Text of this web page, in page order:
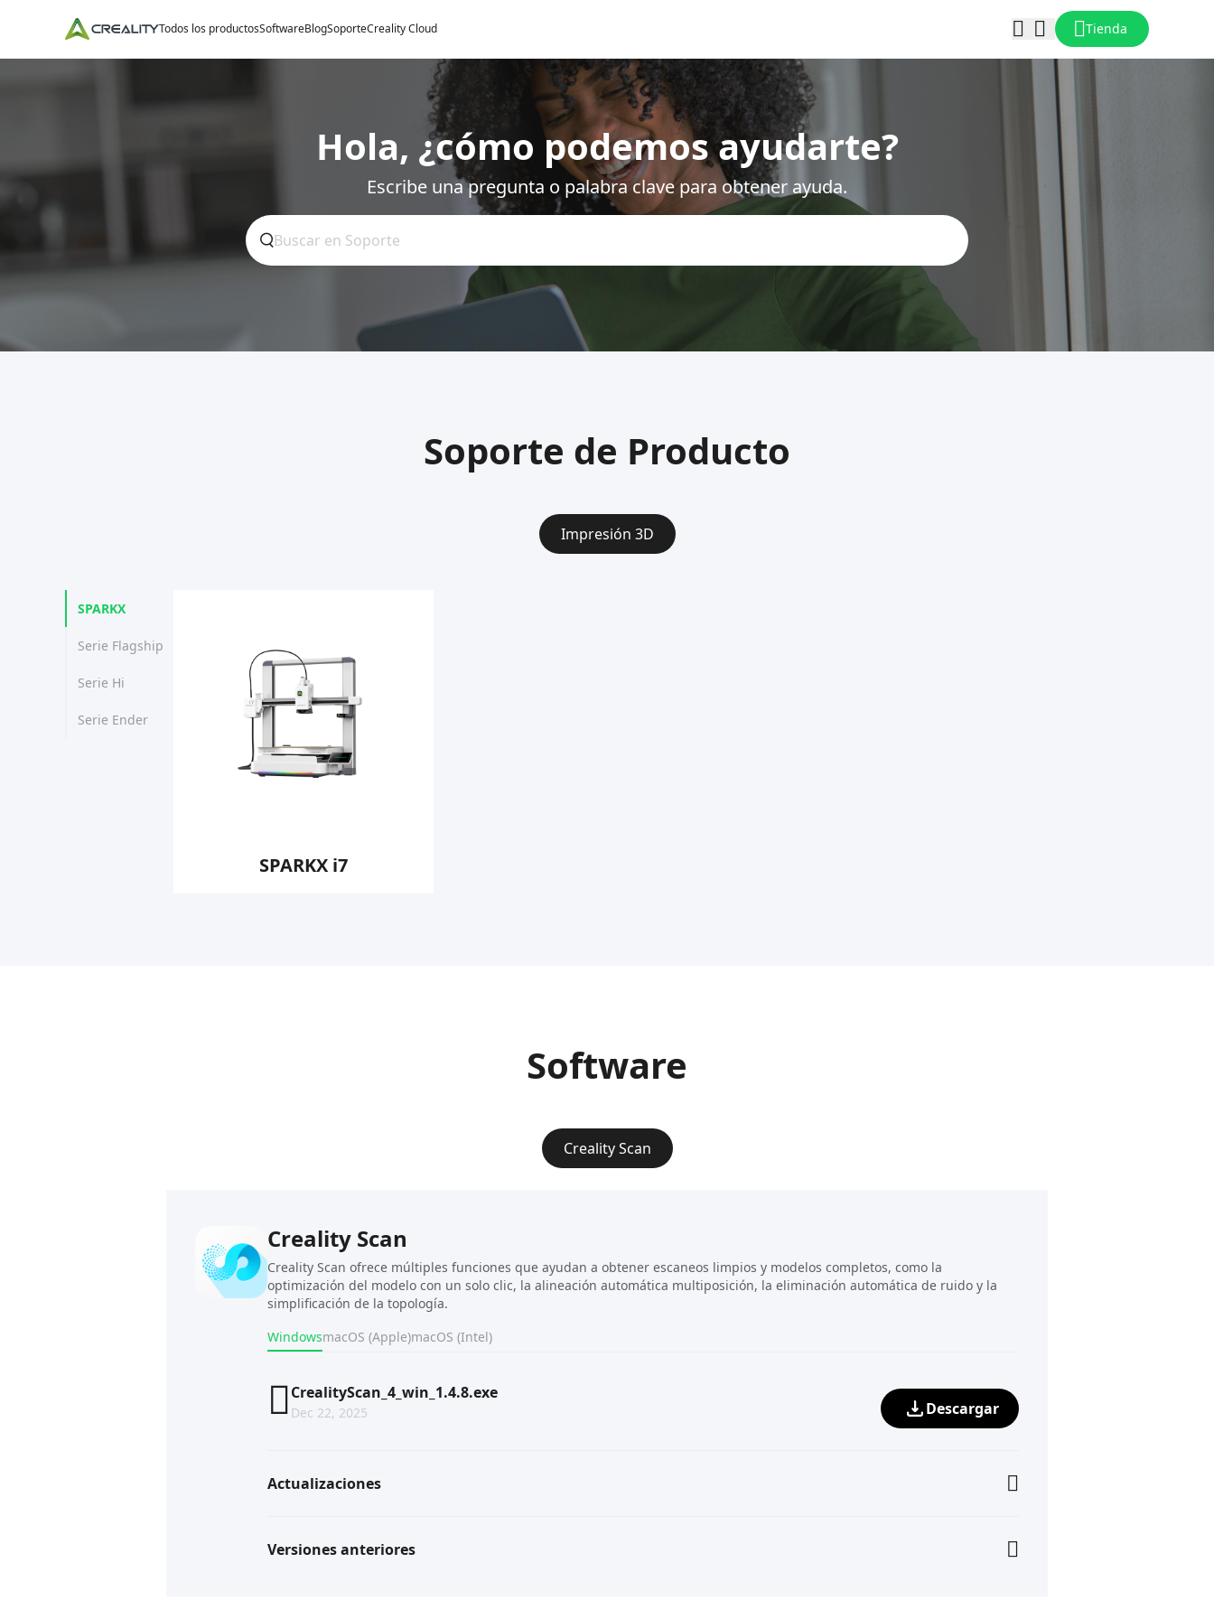
Todos los productosSoftwareBlogSoporteCreality Cloud Tienda
Hola, ¿cómo podemos ayudarte?
Escribe una pregunta o palabra clave para obtener ayuda.
Soporte de Producto
Impresión 3D
SPARKX
Serie Flagship
Serie Hi
Serie Ender
SPARKX i7
Software
Creality Scan
Creality Scan
Creality Scan ofrece múltiples funciones que ayudan a obtener escaneos limpios y modelos completos, como la
optimización del modelo con un solo clic, la alineación automática multiposición, la eliminación automática de ruido y la
simplificación de la topología.
WindowsmacOS (Apple)macOS (Intel)
CrealityScan_4_win_1.4.8.exe
Dec 22, 2025 Descargar
Actualizaciones
Versiones anteriores